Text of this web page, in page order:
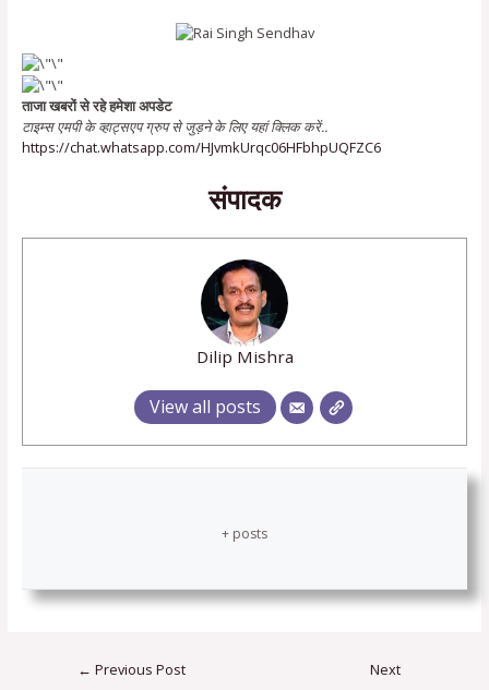
ताजा खबरों से रहे हमेशा अपडेट
टाइम्स एमपी के व्हाट्सएप ग्रुप से जुड़ने के लिए यहां क्लिक करें..
https://chat.whatsapp.com/HJvmkUrqc06HFbhpUQFZC6
संपादक
Dilip Mishra
View all posts
+ posts
← Previous Post
Next